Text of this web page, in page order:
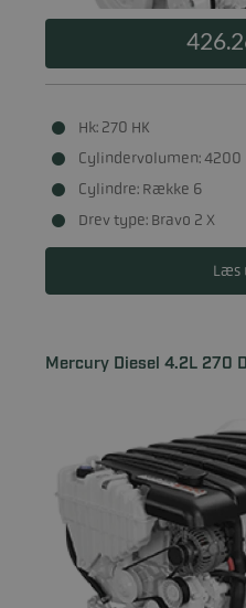
Hk: 270 HK
Cylindervolumen: 4200
Cylindre: Række 6
Drev type: Bravo 2 X
Læs
Mercury Diesel 4.2L 270